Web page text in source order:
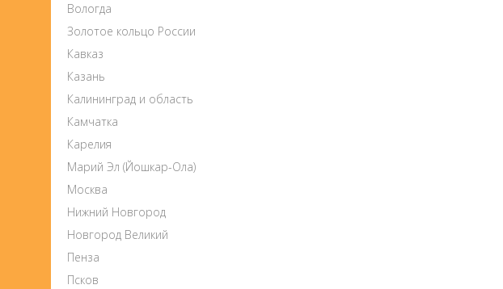
Вологда
Золотое кольцо России
Кавказ
Казань
Калининград и область
Камчатка
Карелия
Марий Эл (Йошкар-Ола)
Москва
Нижний Новгород
Новгород Великий
Пенза
Псков